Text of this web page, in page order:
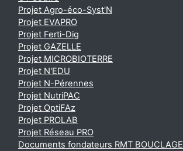
Projet Agro-éco-Syst'N
Projet EVAPRO
Projet Ferti-Dig
Projet GAZELLE
Projet MICROBIOTERRE
Projet N'EDU
Projet N-Pérennes
Projet NutriPAC
Projet OptiFAz
Projet PROLAB
Projet Réseau PRO
Documents fondateurs RMT BOUCLAGE